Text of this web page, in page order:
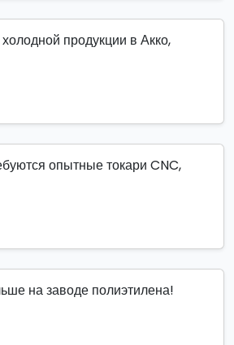
продукции в Акко,
опытные токари CNC,
на заводе полиэтилена!